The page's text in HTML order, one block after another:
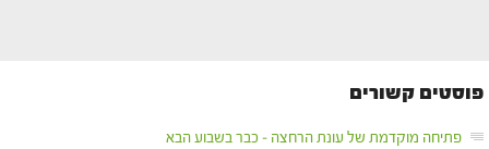
פוסטים קשורים
פתיחה מוקדמת של עונת הרחצה – כבר בשבוע הבא